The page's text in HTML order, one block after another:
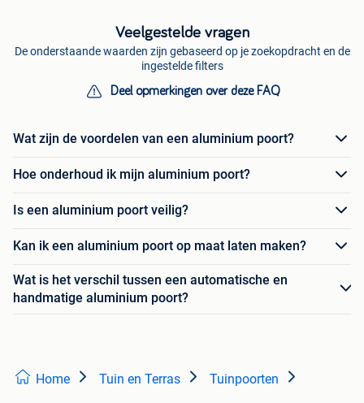
Veelgestelde vragen
De onderstaande waarden zijn gebaseerd op je zoekopdracht en de
ingestelde filters
Deel opmerkingen over deze FAQ
Wat zijn de voordelen van een aluminium poort?
Hoe onderhoud ik mijn aluminium poort?
Is een aluminium poort veilig?
Kan ik een aluminium poort op maat laten maken?
Wat is het verschil tussen een automatische en
handmatige aluminium poort?
Home Tuin en Terras Tuinpoorten